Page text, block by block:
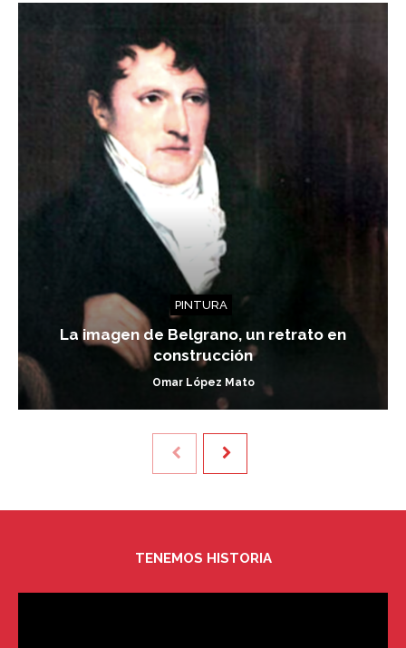
PINTURA
La imagen de Belgrano, un retrato en
construcción
Omar López Mato
TENEMOS HISTORIA